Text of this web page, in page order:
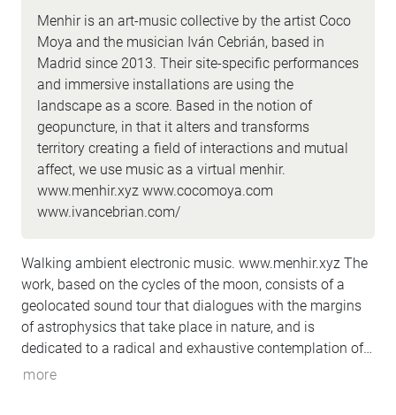
Menhir is an art-music collective by the artist Coco
Moya and the musician Iván Cebrián, based in
Madrid since 2013. Their site-specific performances
and immersive installations are using the
landscape as a score. Based in the notion of
geopuncture, in that it alters and transforms
territory creating a field of interactions and mutual
affect, we use music as a virtual menhir.
www.menhir.xyz www.cocomoya.com
www.ivancebrian.com/
Walking ambient electronic music. www.menhir.xyz The
work, based on the cycles of the moon, consists of a
geolocated sound tour that dialogues with the margins
of astrophysics that take place in nature, and is
dedicated to a radical and exhaustive contemplation of
the universe.
more